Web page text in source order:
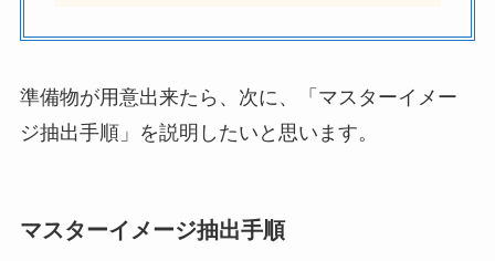
準備物が用意出来たら、次に、「マスターイメー
ジ抽出手順」を説明したいと思います。
マスターイメージ抽出手順